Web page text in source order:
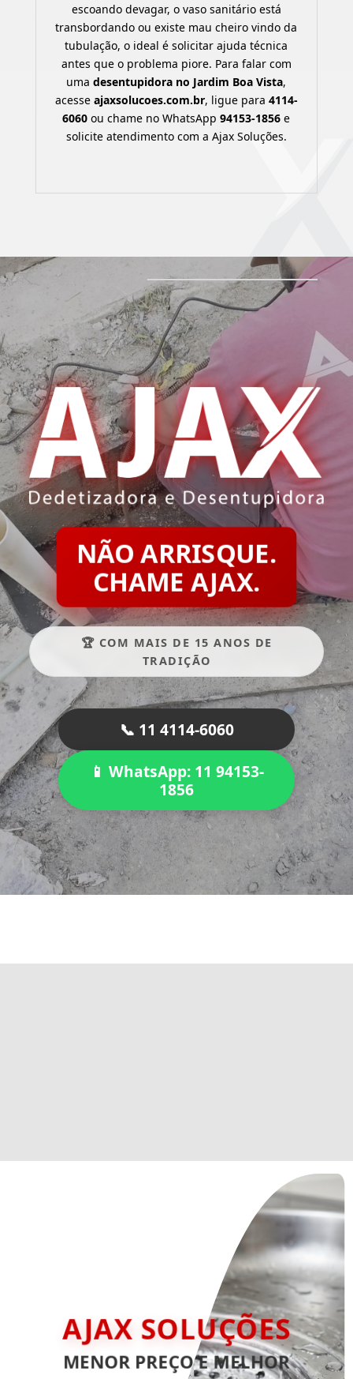
escoando devagar, o vaso sanitário está
transbordando ou existe mau cheiro vindo da
tubulação, o ideal é solicitar ajuda técnica
antes que o problema piore. Para falar com
umadesentupidora no Jardim Boa Vista,
acesse ajaxsolucoes.com.br, ligue para 4114-
6060 ou chame no WhatsApp94153-1856 e
solicite atendimento com a Ajax Soluções.
NÃO ARRISQUE.
CHAME AJAX.
🏆 COM MAIS DE 15 ANOS DE
TRADIÇÃO
📞 11 4114-6060
📱 WhatsApp: 11 94153-
1856
AJAX SOLUÇÕES
MENOR PREÇO E MELHOR